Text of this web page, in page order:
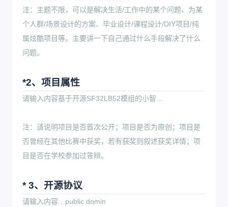
注：主题不限，可以是解决生活/工作中的某个问题、为某
个人群/场景设计的方案、毕业设计/课程设计/DIY项目/纯
属炫酷项目等。主要讲一下自己通过什么手段解决了什么
问题。
*2、项目属性
请输入内容基于开源SF32LB52模组的小智…
注：请说明项目是否首次公开；项目是否为原创；项目是
否曾经在其他比赛中获奖，若有获奖则叙述获奖详情；项
目是否在学校参加过答辩。
* 3、开源协议
请输入内容…public domin